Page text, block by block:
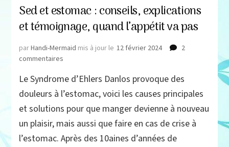
Sed et estomac : conseils, explications
et témoignage, quand l’appétit va pas
parHandi-Mermaid mis à jour le 12 février 2024
2
commentaires
et
estomac :
explications
et
témoignage,
quand
Le Syndrome d’Ehlers Danlos provoque des
douleurs à l’estomac, voici les causes principales
et solutions pour que manger devienne à nouveau
un plaisir, mais aussi que faire en cas de crise à
l’estomac. Après des 10aines d’années de